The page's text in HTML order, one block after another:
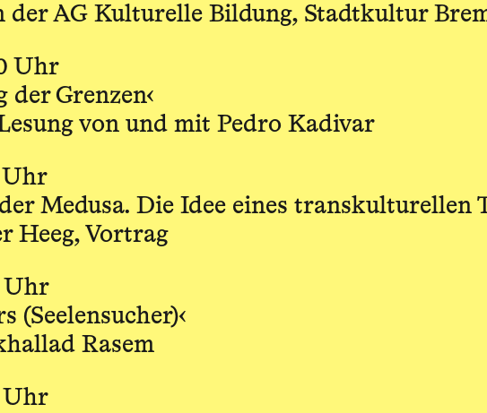
der AG Kulturelle Bildung, Stadtkultur
Uhr
der Grenzen‹
von und mit Pedro Kadivar
Uhr
Medusa. Die Idee eines transkulturellen
Heeg, Vortrag
Uhr
(Seelensucher)‹
Rasem
Uhr